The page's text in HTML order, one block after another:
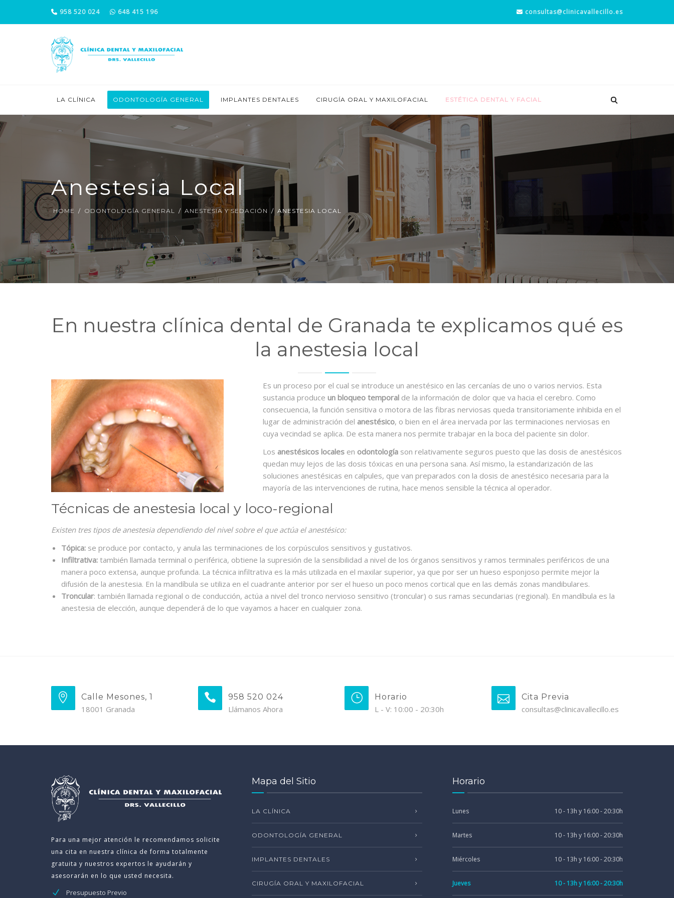
958 520 024 648 415 196 consultas@clinicavallecillo.es
LA CLÍNICA ODONTOLOGÍA GENERAL IMPLANTES DENTALES CIRUGÍA ORAL Y MAXILOFACIAL ESTÉTICA DENTAL Y FACIAL
Anestesia Local
HOME ODONTOLOGÍA GENERAL ANESTESIA Y SEDACIÓN ANESTESIA LOCAL
En nuestra clínica dental de Granada te explicamos qué es
la anestesia local
Es un proceso por el cual se introduce un anestésico en las cercanías de uno o varios nervios. Esta
sustancia produce un bloqueo temporal de la información de dolor que va hacia el cerebro. Como
consecuencia, la función sensitiva o motora de las fibras nerviosas queda transitoriamente inhibida en el
lugar de administración del anestésico, o bien en el área inervada por las terminaciones nerviosas en
cuya vecindad se aplica. De esta manera nos permite trabajar en la boca del paciente sin dolor.
Los anestésicos locales en odontología son relativamente seguros puesto que las dosis de anestésicos
quedan muy lejos de las dosis tóxicas en una persona sana. Así mismo, la estandarización de las
soluciones anestésicas en calpules, que van preparados con la dosis de anestésico necesaria para la
mayoría de las intervenciones de rutina, hace menos sensible la técnica al operador.
Técnicas de anestesia local y loco-regional
Existen tres tipos de anestesia dependiendo del nivel sobre el que actúa el anestésico:
Tópica: se produce por contacto, y anula las terminaciones de los corpúsculos sensitivos y gustativos.
Infiltrativa: también llamada terminal o periférica, obtiene la supresión de la sensibilidad a nivel de los órganos sensitivos y ramos terminales periféricos de una
manera poco extensa, aunque profunda. La técnica infiltrativa es la más utilizada en el maxilar superior, ya que por ser un hueso esponjoso permite mejor la
difusión de la anestesia. En la mandíbula se utiliza en el cuadrante anterior por ser el hueso un poco menos cortical que en las demás zonas mandibulares.
Troncular: también llamada regional o de conducción, actúa a nivel del tronco nervioso sensitivo (troncular) o sus ramas secundarias (regional). En mandíbula es la
anestesia de elección, aunque dependerá de lo que vayamos a hacer en cualquier zona.
Calle Mesones, 1
18001 Granada
958 520 024
Llámanos Ahora
Horario
L - V: 10:00 - 20:30h
Cita Previa
consultas@clinicavallecillo.es
Para una mejor atención le recomendamos solicite
una cita en nuestra clínica de forma totalmente
gratuita y nuestros expertos le ayudarán y
asesorarán en lo que usted necesita.
Presupuesto Previo
Mapa del Sitio
LA CLÍNICA
ODONTOLOGÍA GENERAL
IMPLANTES DENTALES
CIRUGÍA ORAL Y MAXILOFACIAL
Horario
Lunes 10 - 13h y 16:00 - 20:30h
Martes 10 - 13h y 16:00 - 20:30h
Miércoles 10 - 13h y 16:00 - 20:30h
Jueves 10 - 13h y 16:00 - 20:30h